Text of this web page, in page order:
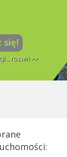
się!
rozwiń >>